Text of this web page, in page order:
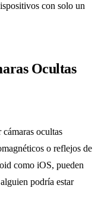
con solo un
Ocultas
ocultas
o reflejos de
como iOS, pueden
podría estar